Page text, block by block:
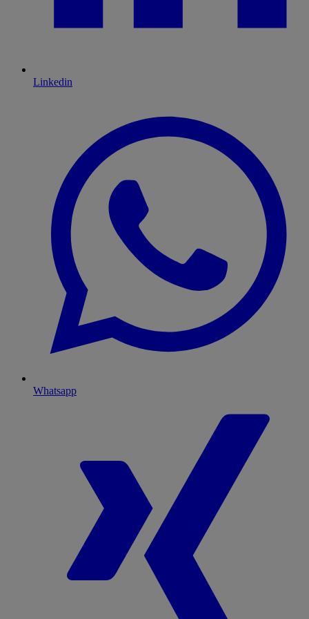
Linkedin
Whatsapp